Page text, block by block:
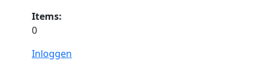
Items:
0
Inloggen